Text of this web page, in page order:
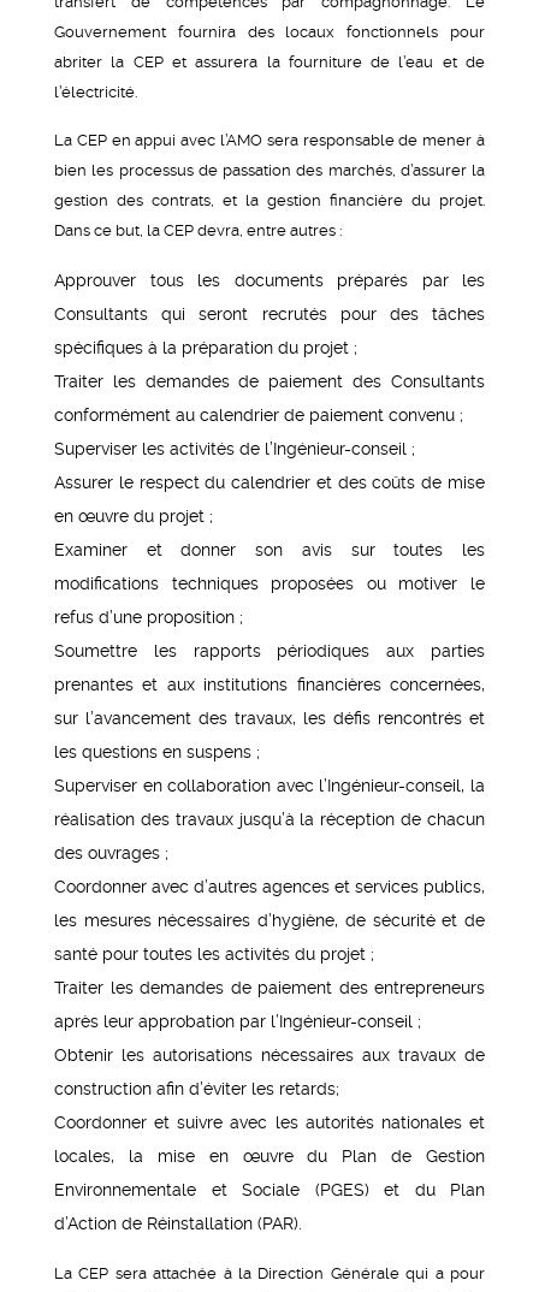
Gouvernement fournira des locaux fonctionnels pour
abriter la CEP et assurera la fourniture de l’eau et de
l’électricité.
La CEP en appui avec l’AMO sera responsable de mener à
bien les processus de passation des marchés, d’assurer la
gestion des contrats, et la gestion financière du projet.
Dans ce but, la CEP devra, entre autres :
Approuver tous les documents préparés par les
Consultants qui seront recrutés pour des tâches
spécifiques à la préparation du projet ;
Traiter les demandes de paiement des Consultants
conformément au calendrier de paiement convenu ;
Superviser les activités de l’Ingénieur-conseil ;
Assurer le respect du calendrier et des coûts de mise
en œuvre du projet ;
Examiner et donner son avis sur toutes les
modifications techniques proposées ou motiver le
refus d’une proposition ;
Soumettre les rapports périodiques aux parties
prenantes et aux institutions financières concernées,
sur l’avancement des travaux, les défis rencontrés et
les questions en suspens ;
Superviser en collaboration avec l’Ingénieur-conseil, la
réalisation des travaux jusqu’à la réception de chacun
des ouvrages ;
Coordonner avec d’autres agences et services publics,
les mesures nécessaires d’hygiène, de sécurité et de
santé pour toutes les activités du projet ;
Traiter les demandes de paiement des entrepreneurs
après leur approbation par l’Ingénieur-conseil ;
Obtenir les autorisations nécessaires aux travaux de
construction afin d’éviter les retards;
Coordonner et suivre avec les autorités nationales et
locales, la mise en œuvre du Plan de Gestion
Environnementale et Sociale (PGES) et du Plan
d’Action de Réinstallation (PAR).
La CEP sera attachée à la Direction Générale qui a pour